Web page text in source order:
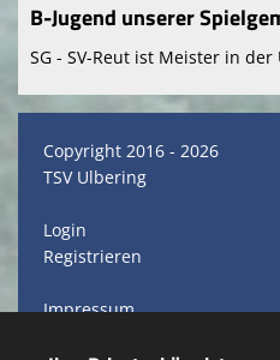
B-Jugend unserer
SG - SV-Reut ist Meister in
Copyright 2016 - 2026
TSV Ulbering
Login
Registrieren
Impressum